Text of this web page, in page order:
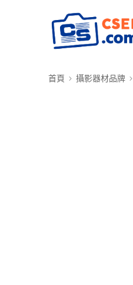
首頁 攝影器材品牌